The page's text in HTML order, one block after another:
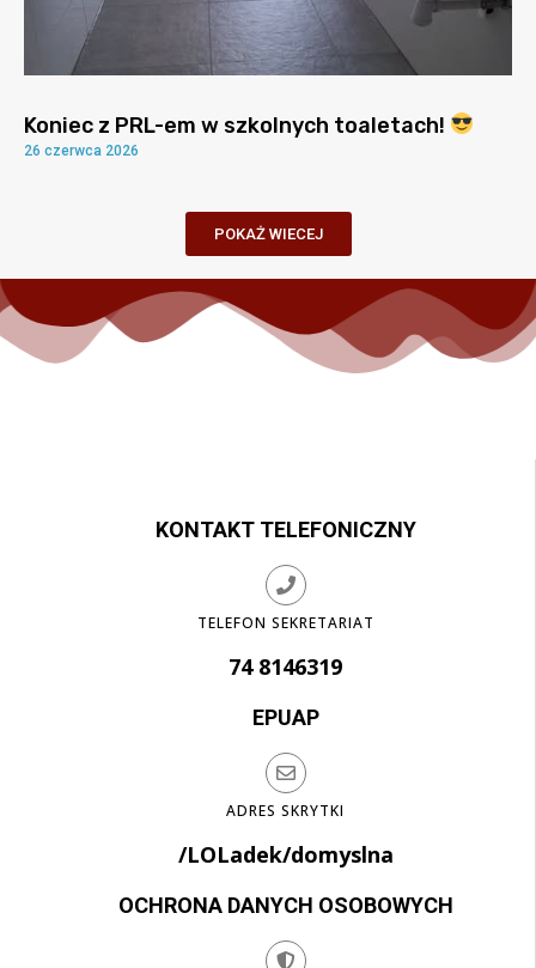
Koniec z PRL-em w szkolnych toaletach!
26 czerwca 2026
POKAŻ WIECEJ
KONTAKT TELEFONICZNY
TELEFON SEKRETARIAT
74 8146319
EPUAP
ADRES SKRYTKI
/LOLadek/domyslna
OCHRONA DANYCH OSOBOWYCH